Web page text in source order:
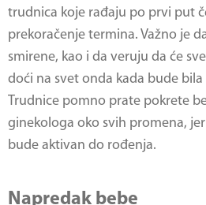
trudnica koje rađaju po prvi put
prekoračenje termina. Važno je
smirene, kao i da veruju da će
doći na svet onda kada bude bila
Trudnice pomno prate pokrete
ginekologa oko svih promena,
bude aktivan do rođenja.
Napredak bebe